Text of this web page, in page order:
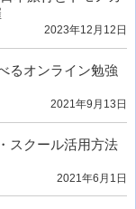
2023年12月12日
るオンライン勉強
2021年9月13日
スクール活用方法
2021年6月1日